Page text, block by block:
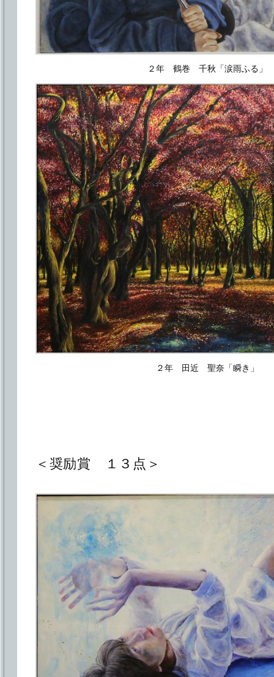
２年 鶴巻 千秋「涙雨ふる」
２年 田近 聖奈「瞬き」
＜奨励賞 １３点＞